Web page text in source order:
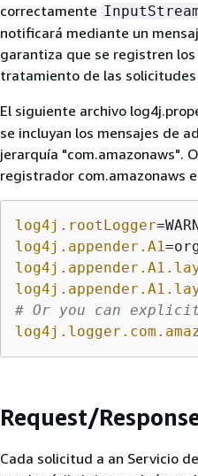
correctamente
notificará mediante un
garantiza que se registren
tratamiento de las solicitudes
El siguiente archivo
se incluyan los mensajes de
jerarquía "com.amazonaws".
registrador com.amazonaws
log4j.rootLogger
log4j.appender.A1
# Or you can
Request/
Cada solicitud a an Servicio